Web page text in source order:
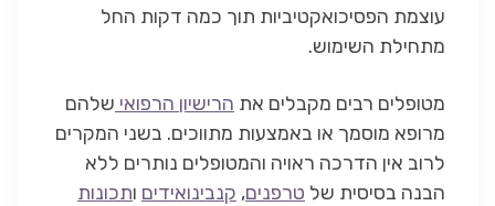
עוצמת הפסיכואקטיביות תוך כמה דקות החל
מתחילת השימוש.
מטופלים רבים מקבלים את הרישיון הרפואי שלהם
מרופא מוסמך או באמצעות מתווכים. בשני המקרים
לרוב אין הדרכה ראויה והמטופלים נותרים ללא
הבנה בסיסית של טרפנים, קנבינואידים ותכונות